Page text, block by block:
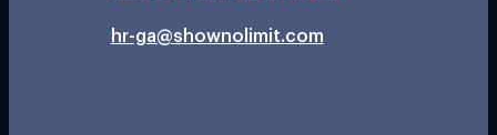
hr-ga@shownolimit.com